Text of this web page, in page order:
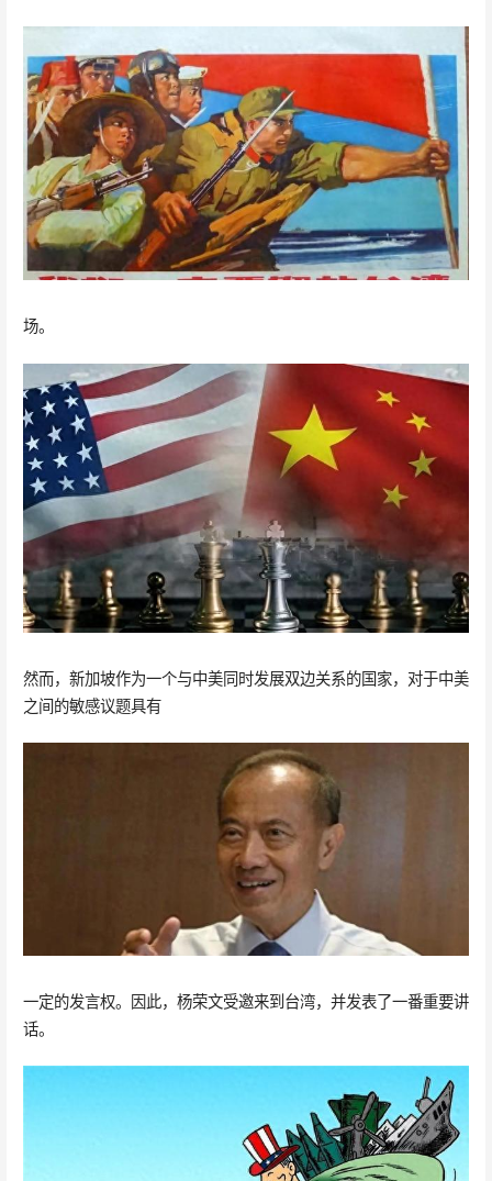
场。
然而，新加坡作为一个与中美同时发展双边关系的国家，对于中美
之间的敏感议题具有
一定的发言权。因此，杨荣文受邀来到台湾，并发表了一番重要讲
话。